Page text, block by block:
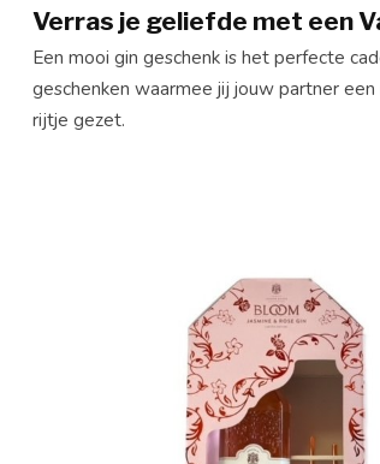
Verras je geliefde met een
Een mooi gin geschenk is het perfecte
geschenken waarmee jij jouw partner
rijtje gezet.